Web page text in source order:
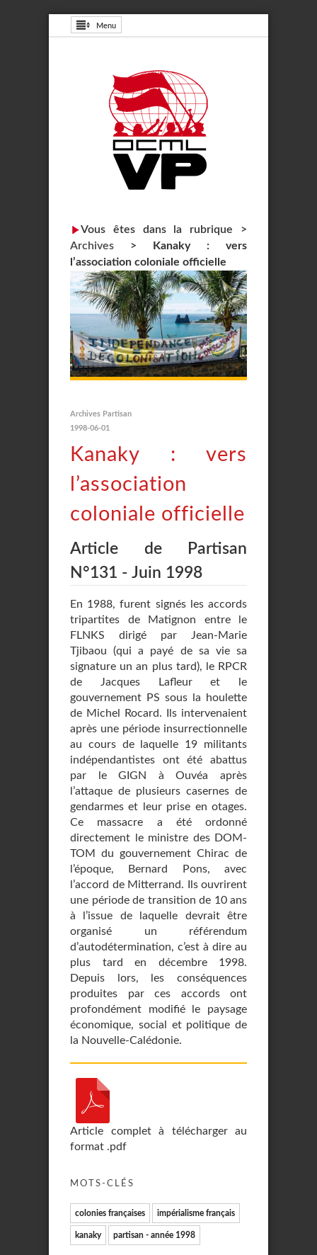
Menu
Vous êtes dans la rubrique >
Archives >
Kanaky : vers
l’association coloniale officielle
Archives Partisan
1998-06-01
Kanaky : vers
l’association
coloniale officielle
Article de Partisan
N°131 - Juin 1998
En 1988, furent signés les accords
tripartites de Matignon entre le
FLNKS dirigé par Jean-Marie
Tjibaou (qui a payé de sa vie sa
signature un an plus tard), le RPCR
de Jacques Lafleur et le
gouvernement PS sous la houlette
de Michel Rocard. Ils intervenaient
après une période insurrectionnelle
au cours de laquelle 19 militants
indépendantistes ont été abattus
par le GIGN à Ouvéa après
l’attaque de plusieurs casernes de
gendarmes et leur prise en otages.
Ce massacre a été ordonné
directement le ministre des DOM-
TOM du gouvernement Chirac de
l’époque, Bernard Pons, avec
l’accord de Mitterrand. Ils ouvrirent
une période de transition de 10 ans
à l’issue de laquelle devrait être
organisé un référendum
d’autodétermination, c’est à dire au
plus tard en décembre 1998.
Depuis lors, les conséquences
produites par ces accords ont
profondément modifié le paysage
économique, social et politique de
la Nouvelle-Calédonie.
Article complet à télécharger au
format .pdf
MOTS-CLÉS
colonies françaises impérialisme français
kanaky partisan - année 1998